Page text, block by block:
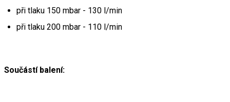
při tlaku 150 mbar - 130 l/min
při tlaku 200 mbar - 110 l/min
Součástí balení: